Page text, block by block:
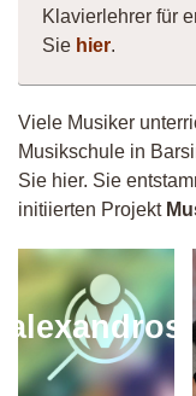
Klavierlehrer für
Sie hier.
Viele Musiker
Musikschule in
Sie hier. Sie
initiierten Projekt
alexandros